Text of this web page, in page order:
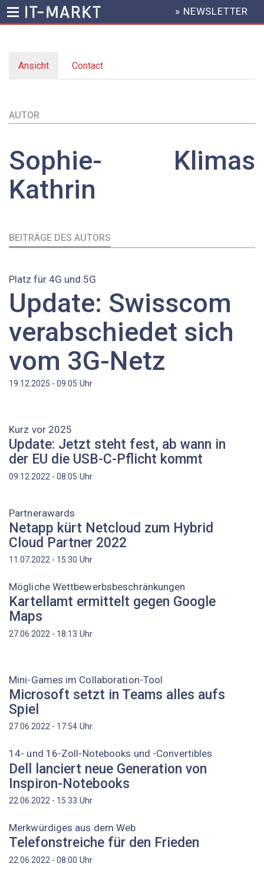
Inhalt
HEADER
MENU
» NEWSLETTER
Primary
Ansicht (aktiver
Reiter)
Contact
AUTOR
Sophie-
Kathrin
Klimas
BEITRÄGE DES AUTORS
Platz für 4G und 5G
Update: Swisscom
verabschiedet sich
vom 3G-Netz
19.12.2025 - 09:05 Uhr
Kurz vor 2025
Update: Jetzt steht fest, ab wann in
der EU die USB-C-Pflicht kommt
09.12.2022 - 08:05 Uhr
Partnerawards
Netapp kürt Netcloud zum Hybrid
Cloud Partner 2022
11.07.2022 - 15:30 Uhr
Mögliche Wettbewerbsbeschränkungen
Kartellamt ermittelt gegen Google
Maps
27.06.2022 - 18:13 Uhr
Mini-Games im Collaboration-Tool
Microsoft setzt in Teams alles aufs
Spiel
27.06.2022 - 17:54 Uhr
14- und 16-Zoll-Notebooks und -Convertibles
Dell lanciert neue Generation von
Inspiron-Notebooks
22.06.2022 - 15:33 Uhr
Merkwürdiges aus dem Web
Telefonstreiche für den Frieden
22.06.2022 - 08:00 Uhr